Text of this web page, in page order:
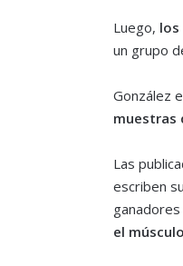
Luego, los
un grupo
González
muestras
Las
escriben
el